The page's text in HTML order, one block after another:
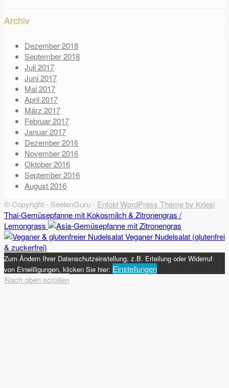
Archiv
Dezember 2018
September 2018
Juli 2017
Juni 2017
Mai 2017
April 2017
März 2017
Februar 2017
Januar 2017
Dezember 2016
November 2016
Oktober 2016
September 2016
August 2016
© Copyright - SeelenGuru - Enfold WordPress Theme by Kriesi
Thai-Gemüsepfanne mit Kokosmilch & Zitronengras /
Lemongrass
Veganer Nudelsalat (glutenfrei
& zuckerfrei)
Zum Ändern Ihrer Datenschutzeinstellung, z.B. Erteilung oder Widerruf
von Einwilligungen, klicken Sie hier: Einstellungen
Nach oben scrollen